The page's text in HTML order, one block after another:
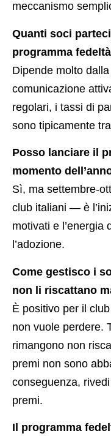
meccanismo
Quanti soci
programma
Dipende molto
comunicazione
regolari, i tassi di
sono tipicamente
Posso lanciare il
momento
Sì, ma settembre-
club italiani — è
motivati e l’energia
l’adozione.
Come gestisco i
non li riscattano
È positivo per il
non vuole perdere.
rimangono non
premi non sono
conseguenza,
premi.
Il programma